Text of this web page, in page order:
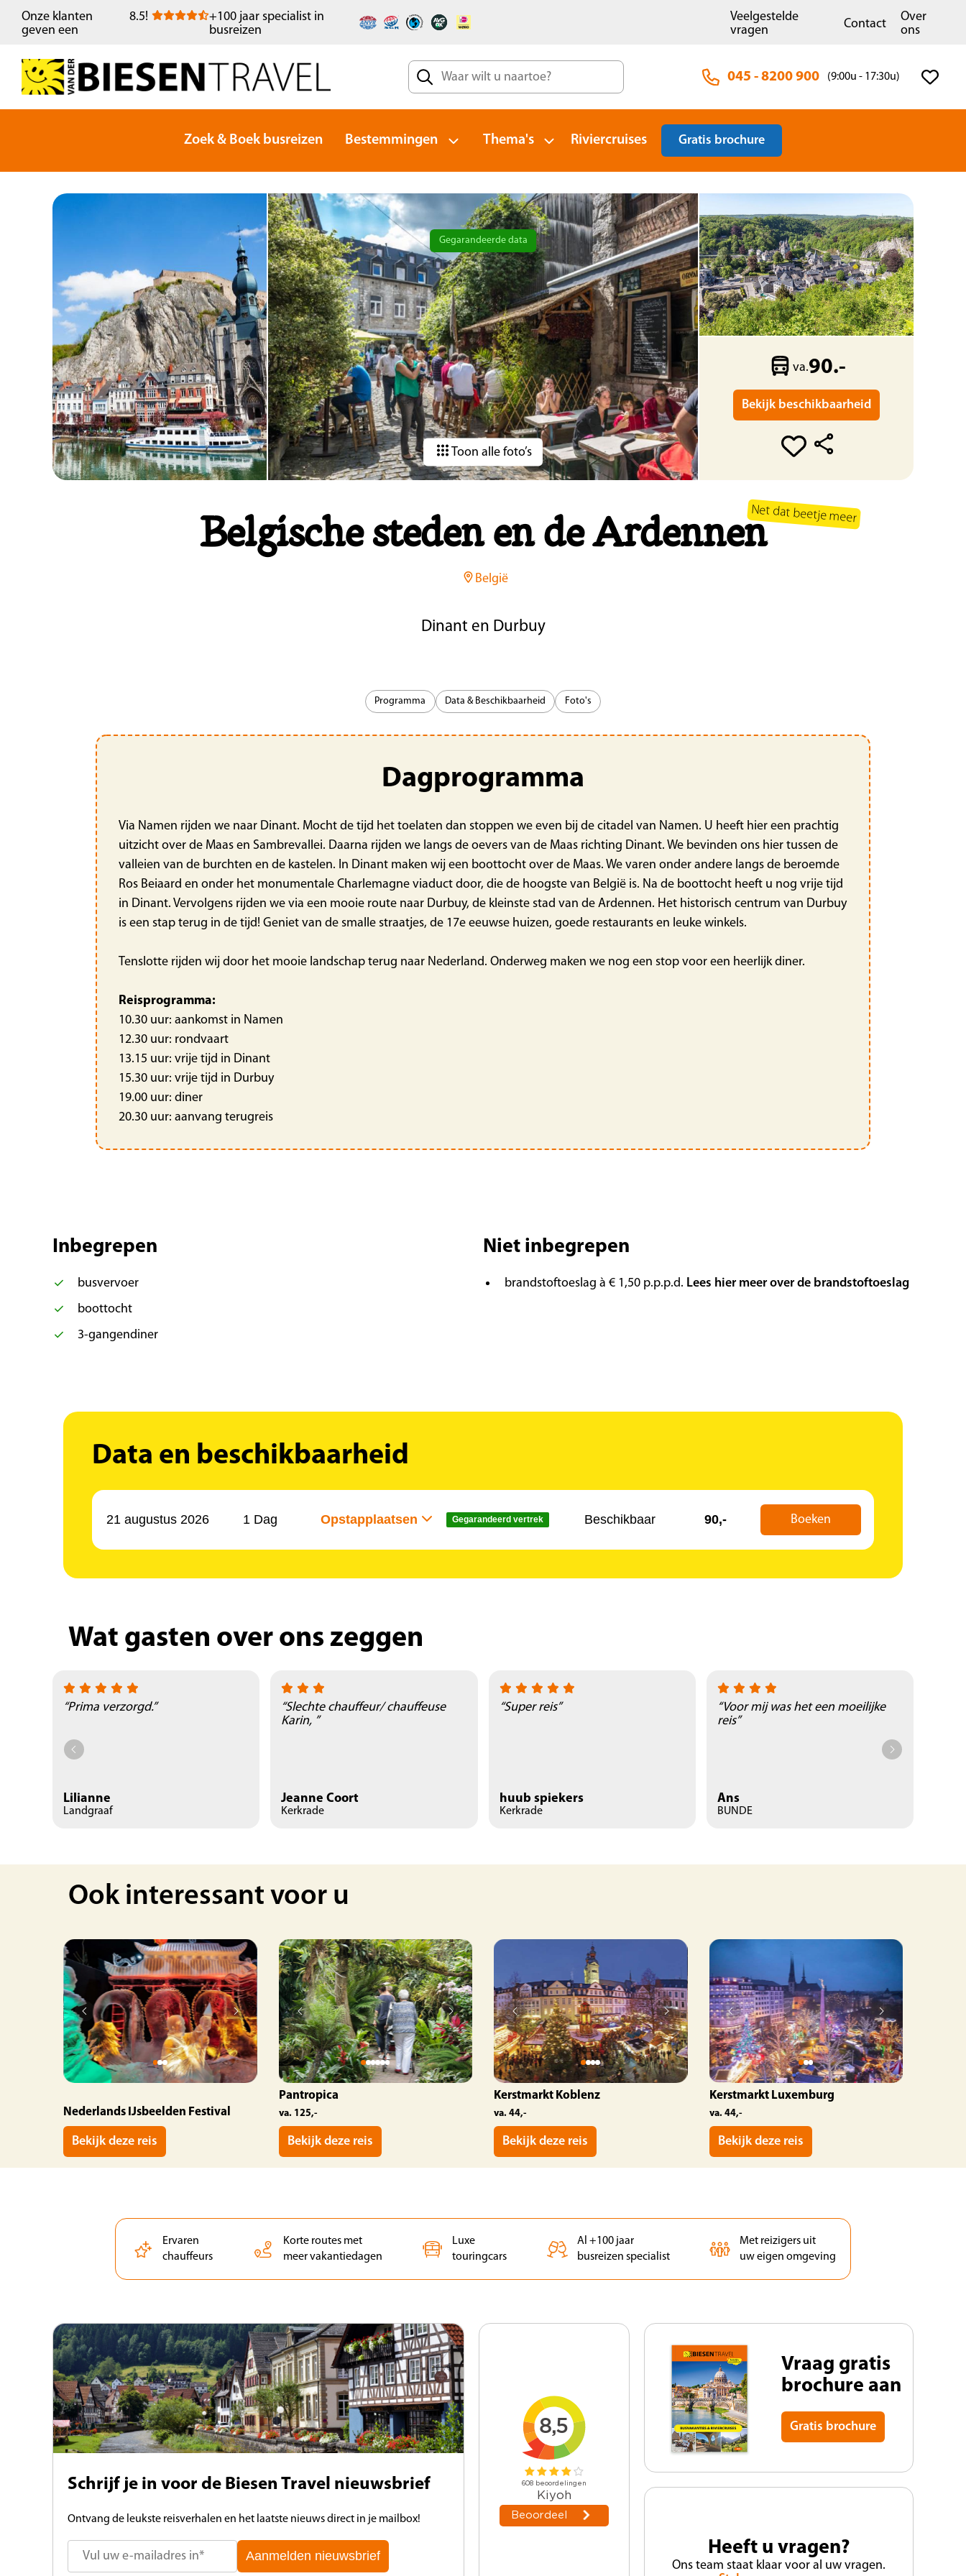
Onze klanten
geven een
8.5!
+100 jaar specialist in
busreizen
Veelgestelde
vragen
Contact
Over
ons
045 - 8200 900 (9:00u - 17:30u)
Zoek & Boek busreizen Bestemmingen Thema's Riviercruises Gratis brochure
Gegarandeerde data
va.90.-
Bekijk beschikbaarheid
Toon alle foto’s
Net dat beetje meer
Belgische steden en de Ardennen
België
Dinant en Durbuy
Programma Data & Beschikbaarheid Foto's
Dagprogramma
Via Namen rijden we naar Dinant. Mocht de tijd het toelaten dan stoppen we even bij de citadel van Namen. U heeft hier een prachtig
uitzicht over de Maas en Sambrevallei. Daarna rijden we langs de oevers van de Maas richting Dinant. We bevinden ons hier tussen de
valleien van de burchten en de kastelen. In Dinant maken wij een boottocht over de Maas. We varen onder andere langs de beroemde
Ros Beiaard en onder het monumentale Charlemagne viaduct door, die de hoogste van België is. Na de boottocht heeft u nog vrije tijd
in Dinant. Vervolgens rijden we via een mooie route naar Durbuy, de kleinste stad van de Ardennen. Het historisch centrum van Durbuy
is een stap terug in de tijd! Geniet van de smalle straatjes, de 17e eeuwse huizen, goede restaurants en leuke winkels.
Tenslotte rijden wij door het mooie landschap terug naar Nederland. Onderweg maken we nog een stop voor een heerlijk diner.
Reisprogramma:
10.30 uur: aankomst in Namen
12.30 uur: rondvaart
13.15 uur: vrije tijd in Dinant
15.30 uur: vrije tijd in Durbuy
19.00 uur: diner
20.30 uur: aanvang terugreis
Inbegrepen
busvervoer
boottocht
3-gangendiner
Niet inbegrepen
brandstoftoeslag à € 1,50 p.p.p.d. Lees hier meer over de brandstoftoeslag
Data en beschikbaarheid
21 augustus 2026 1 Dag Opstapplaatsen Gegarandeerd vertrek Beschikbaar 90,- Boeken
Wat gasten over ons zeggen
“Prima verzorgd.”
Lilianne
Landgraaf
“Slechte chauffeur/ chauffeuse
Karin, ”
Jeanne Coort
Kerkrade
“Super reis”
huub spiekers
Kerkrade
“Voor mij was het een moeilijke
reis”
Ans
BUNDE
Ook interessant voor u
Nederlands IJsbeelden Festival
Bekijk deze reis
Pantropica
va. 125,-
Bekijk deze reis
Kerstmarkt Koblenz
va. 44,-
Bekijk deze reis
Kerstmarkt Luxemburg
va. 44,-
Bekijk deze reis
Ervaren
chauffeurs
Korte routes met
meer vakantiedagen
Luxe
touringcars
Al +100 jaar
busreizen specialist
Met reizigers uit
uw eigen omgeving
Schrijf je in voor de Biesen Travel nieuwsbrief
Ontvang de leukste reisverhalen en het laatste nieuws direct in je mailbox!
Aanmelden nieuwsbrief
Vraag gratis
brochure aan
Gratis brochure
Heeft u vragen?
Ons team staat klaar voor al uw vragen.